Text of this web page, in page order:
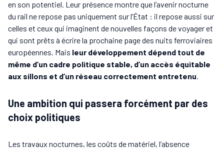
en son potentiel. Leur présence montre que l’avenir nocturne
du rail ne repose pas uniquement sur l’État : il repose aussi sur
celles et ceux qui imaginent de nouvelles façons de voyager et
qui sont prêts à écrire la prochaine page des nuits ferroviaires
européennes. Mais leur développement dépend tout de
même d’un cadre politique stable, d’un accès équitable
aux sillons et d’un réseau correctement entretenu
Une ambition qui passera forcément par des
choix politiques
Les travaux nocturnes, les coûts de matériel, l’absence